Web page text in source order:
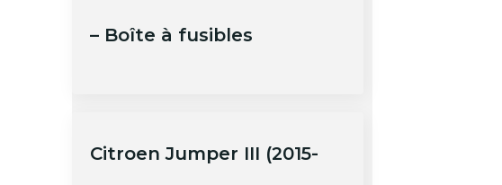
– Boîte à fusibles
Citroen Jumper III (2015-